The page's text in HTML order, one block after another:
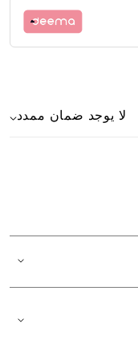
لا يوجد ضمان ممدد